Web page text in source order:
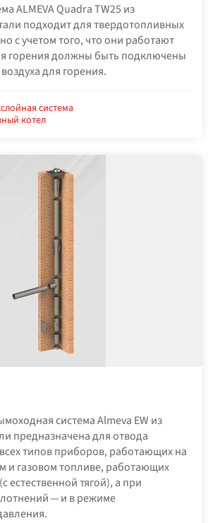
ALMEVA Quadra TW25 из
подходит для твердотопливных
с учетом того, что они работают
горения должны быть подключены
для горения.
система
котел
система Almeva EW из
предназначена для отвода
типов приборов, работающих на
и газовом топливе, работающих
естественной тягой), а при
— и в режиме